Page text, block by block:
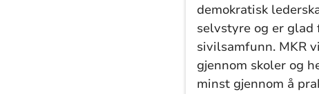
demokratisk
selvstyre og er
sivilsamfunn. MKR
gjennom skoler og
minst gjennom å